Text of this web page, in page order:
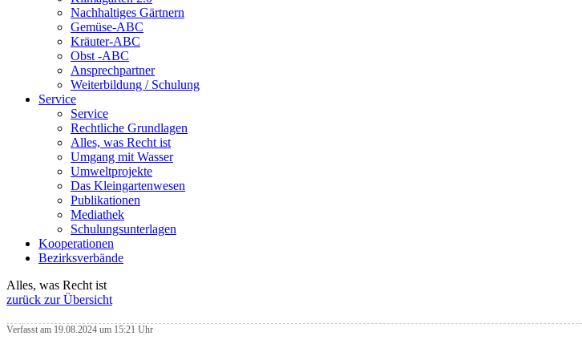
Nachhaltiges Gärtnern
Gemüse-ABC
Kräuter-ABC
Obst -ABC
Ansprechpartner
Weiterbildung / Schulung
Service
Service
Rechtliche Grundlagen
Alles, was Recht ist
Umgang mit Wasser
Umweltprojekte
Das Kleingartenwesen
Publikationen
Mediathek
Schulungsunterlagen
Kooperationen
Bezirksverbände
Alles, was Recht ist
zurück zur Übersicht
Verfasst am 19.08.2024 um 15:21 Uhr